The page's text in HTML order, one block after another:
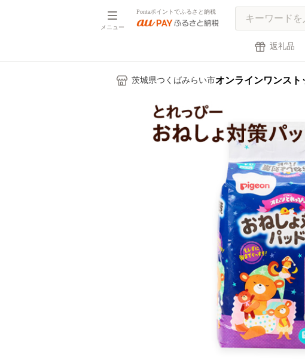
メニュー
Pontaポイントでふるさと納税
返礼品
茨城県つくばみらい市オンラインワンスト